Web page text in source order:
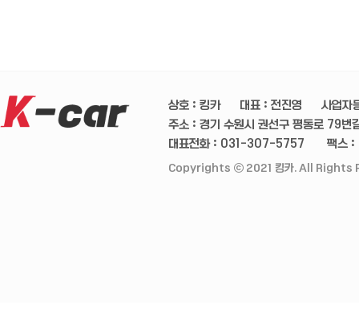
상호 : 킹카 대표 : 전진영
사업자
주소 : 경기 수원시 권선구 평동로 79
대표전화 : 031-307-5757
팩스
Copyrights ⓒ 2021 킹카. All Rights